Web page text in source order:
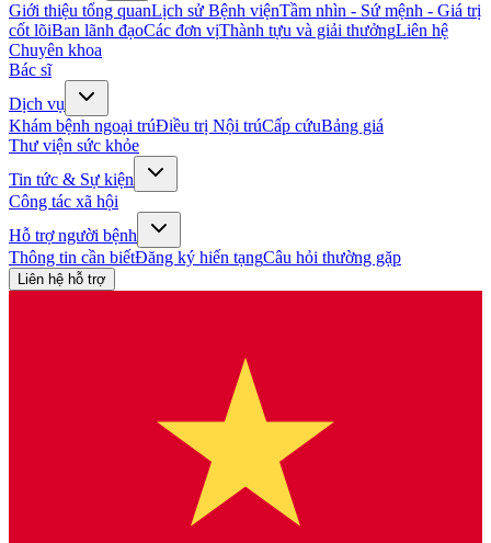
Giới thiệu tổng quanLịch sử Bệnh việnTầm nhìn - Sứ mệnh - Giá trị
cốt lõiBan lãnh đạoCác đơn vịThành tựu và giải thưởngLiên hệ
Chuyên khoa
Bác sĩ
Dịch vụ
Khám bệnh ngoại trúĐiều trị Nội trúCấp cứuBảng giá
Thư viện sức khỏe
Tin tức & Sự kiện
Công tác xã hội
Hỗ trợ người bệnh
Thông tin cần biếtĐăng ký hiến tạngCâu hỏi thường gặp
Liên hệ hỗ trợ